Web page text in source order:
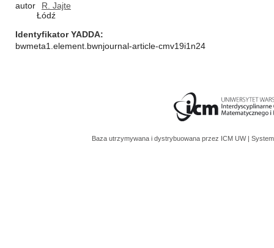
autor
R. Jajte
Łódź
Identyfikator YADDA
bwmeta1.element.bwnjournal-article-cmv19i1n24
Baza utrzymywana i dystrybuowana przez ICM UW |